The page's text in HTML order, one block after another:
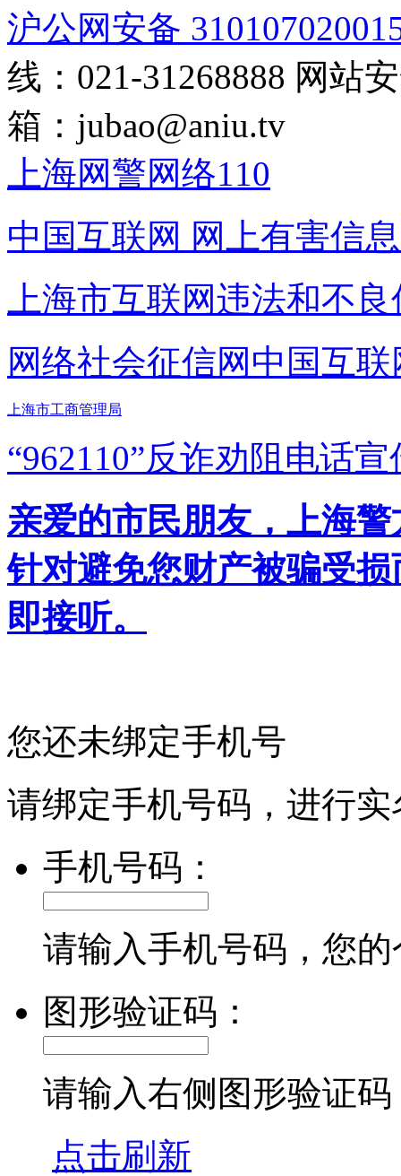
沪公网安备
线：021-31268888 网站
箱： jubao@aniu.tv
上海网警网络110
中国互联网 网上有害信
上海市互联网违法和不
网络社会征信网 中国互
上海市工商管理局
“962110”反诈劝阻电话宣
亲爱的市民朋友，上海
针对避免您财产被骗受
即接听。
您还未绑定手机号
请绑定手机号码，进行
手机号码：
请输入手机号码，您
图形验证码：
请输入右侧图形验证码
点击刷新